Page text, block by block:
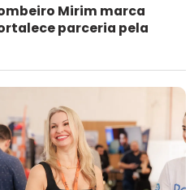
Mirim marca
parceria pela